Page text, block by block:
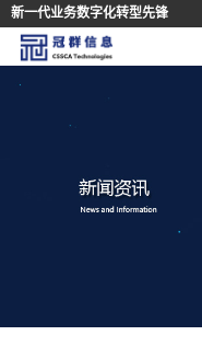
新一代业务数字化转型先锋
首